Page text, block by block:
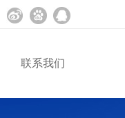
联系我们